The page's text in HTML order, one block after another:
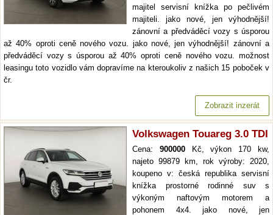
majitel servisní knížka po pečlivém
majiteli. jako nové, jen výhodnější!
zánovní a předváděcí vozy s úsporou
až 40% oproti ceně nového vozu. jako nové, jen výhodnější! zánovní a
předváděcí vozy s úsporou až 40% oproti ceně nového vozu. možnost
leasingu toto vozidlo vám dopravíme na kteroukoliv z našich 15 poboček v
čr.
Zobrazit inzerát
Volkswagen Touareg 3.0 TDI
Cena: 900000Kč, výkon 170 kw,
najeto 99879 km, rok výroby: 2020,
koupeno v: česká republika servisní
knížka prostorné rodinné suv s
výkoným naftovým motorem a
pohonem 4x4. jako nové, jen